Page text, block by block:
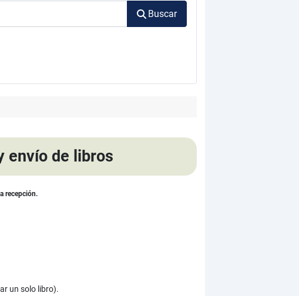
Buscar
envío de libros
recepción.
un solo libro).